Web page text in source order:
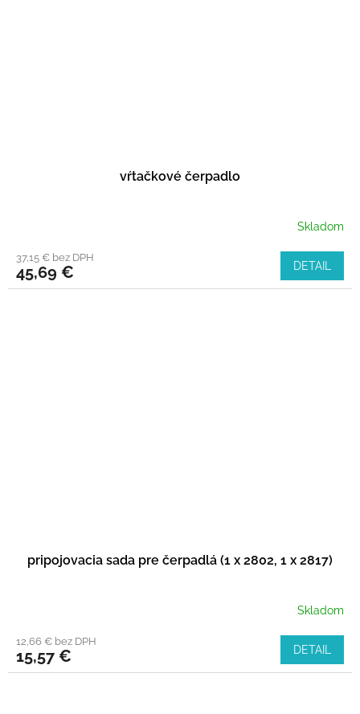
vŕtačkové čerpadlo
Skladom
37,15 € bez DPH
45,69 € DETAIL
pripojovacia sada pre čerpadlá (1 x 2802, 1 x 2817)
Skladom
12,66 € bez DPH
15,57 € DETAIL